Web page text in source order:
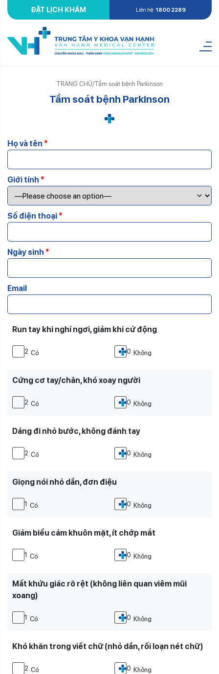
ĐẶT LỊCH KHÁM Liên hệ: 1800 2289
TRANG CHỦ/Tầm soát bệnh Parkinson
Tầm soát bệnh Parkinson
Họ và tên *
Giới tính *
Số điện thoại *
Ngày sinh *
Email
Run tay khi nghỉ ngơi, giảm khi cử động
2 Có 0 Không
Cứng cơ tay/chân, khó xoay người
2 Có 0 Không
Dáng đi nhỏ bước, không đánh tay
2 Có 0 Không
Giọng nói nhỏ dần, đơn điệu
1 Có 0 Không
Giảm biểu cảm khuôn mặt, ít chớp mắt
1 Có 0 Không
Mất khứu giác rõ rệt (không liên quan viêm mũi
xoang)
1 Có 0 Không
Khó khăn trong viết chữ (nhỏ dần, rối loạn nét chữ)
2 Có 0 Không